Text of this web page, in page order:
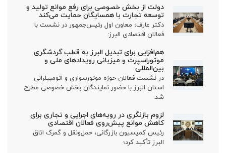
دولت از بخش خصوصی برای رفع موانع تولید و
توسعه تجارت با همسایگان حمایت می‌کند
دکتر عارف؛ معاون اول رئیس‌جمهور در نشست با
فعالان اقتصادی البرز:
هم‌افزایی برای تبدیل البرز به قطب گردشگری
موتوراسپرت و میزبانی رویدادهای ملی و
بین‌المللی
در نشست فعالان حوزه موتورسواری و اتومبیلرانی
استان البرز با حضور نمایندگان بخش خصوصی مطرح
شد:
لزوم بازنگری در رویه‌های اجرایی و تجاری برای
کاهش موانع پیش‌روی فعالان اقتصادی
رئیس کمیسیون بازرگانی، حمل‌ونقل و گمرک اتاق
البرز تأکید کرد؛